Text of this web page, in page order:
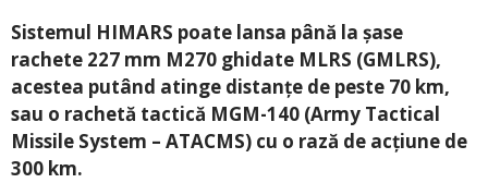
Sistemul HIMARS poate lansa până la șase
rachete 227 mm M270 ghidate MLRS (GMLRS),
acestea putând atinge distanțe de peste 70 km,
sau o rachetă tactică MGM-140 (Army Tactical
Missile System – ATACMS) cu o rază de acțiune de
300 km.